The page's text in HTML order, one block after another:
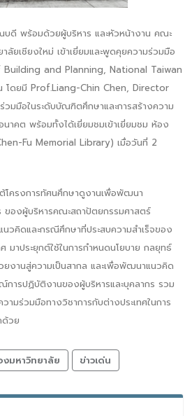
บดี พร้อมด้วยผู้บริหาร และหัวหน้างาน คณะ
ลัยเชียงใหม่ เข้าเยี่ยมและพูดคุยความร่วมมือ
and Planning, National Taiwan
โดยมี Prof.Liang-Chin Chen, Director
วมมือในระดับบัณฑิตศึกษาและการสร้างความ
าคต พร้อมทั้งได้เยี่ยมชมเข้าเยี่ยมชม ห้อง
Fu Memorial Library) เมื่อวันที่ 2
โครงการทัศนศึกษาดูงานเพื่อพัฒนา
ของผู้บริหารคณะสถาปัตยกรรมศาสตร์
นวคิดและกรณีศึกษาที่ประสบความสำเร็จของ
มาประยุกต์ใช้ในการกำหนดนโยบาย กลยุทธ์
ยงานสู่ความเป็นสากล และเพื่อพัฒนาแนวคิด
การปฏิบัติงานของผู้บริหารและบุคลากร รวม
ามร่วมมือทางวิชาการกับต่างประเทศในการ
ด้วย
มหาวิทยาลัย ข่าวเด่น